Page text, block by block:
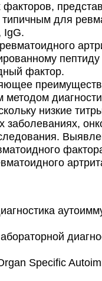
для
IgG.
фактор.
низкие
Specific